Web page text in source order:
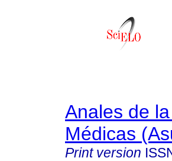
Anales de
Médicas
Print version